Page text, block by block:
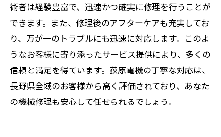
術者は経験豊富で、迅速かつ確実に修理を行うことが
できます。また、修理後のアフターケアも充実してお
り、万が一のトラブルにも迅速に対応します。このよ
うなお客様に寄り添ったサービス提供により、多くの
信頼と満足を得ています。荻原電機の丁寧な対応は、
長野県全域のお客様から高く評価されており、あなた
の機械修理も安心して任せられるでしょう。